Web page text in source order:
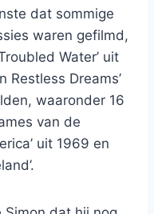
dat sommige
waren gefilmd,
Water’ uit
Restless Dreams’
waaronder 16
van de
uit 1969 en